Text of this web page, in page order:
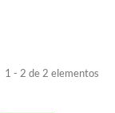
1 - 2 de 2 elementos